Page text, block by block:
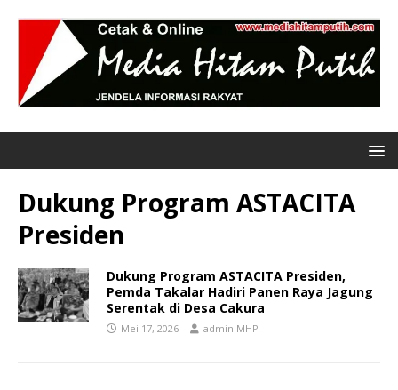
Dukung Program ASTACITA
Presiden
Dukung Program ASTACITA Presiden,
Pemda Takalar Hadiri Panen Raya Jagung
Serentak di Desa Cakura
Mei 17, 2026 admin MHP